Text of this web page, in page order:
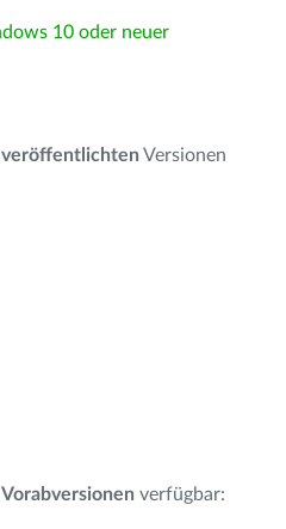
10 oder neuer
veröffentlichten Versionen
Vorabversionen verfügbar: